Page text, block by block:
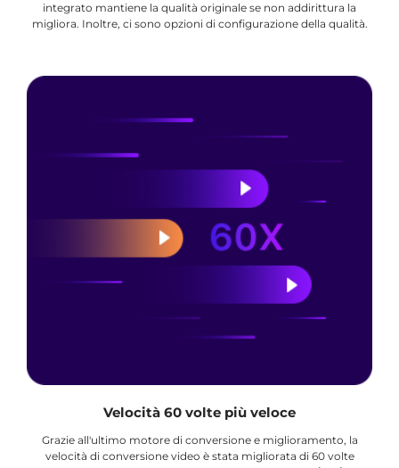
integrato mantiene la qualità originale se non addirittura la
migliora. Inoltre, ci sono opzioni di configurazione della qualità.
Velocità 60 volte più veloce
Grazie all'ultimo motore di conversione e miglioramento, la
velocità di conversione video è stata migliorata di 60 volte